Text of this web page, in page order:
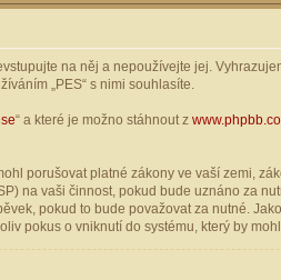
na něj a nepoužívejte jej.
„PES“ s nimi souhlasíte.
“ a které je možno stáhnout z
porušovat platné zákony ve vaší zemi,
na vaši činnost, pokud bude uznáno za
pokud to bude považovat za nutné.
pokus o vniknutí do systému, který by